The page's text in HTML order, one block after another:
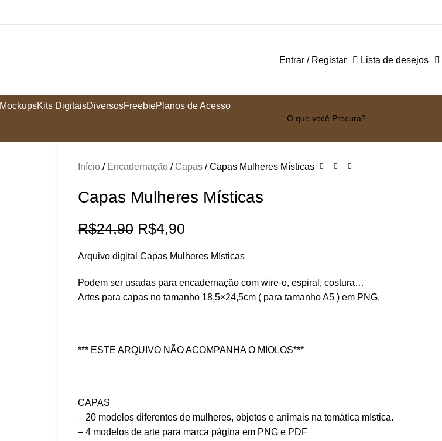
Entrar / Registar Lista de desejos
MockupsKits DigitaisDiversosFreebiePlanos de Acesso
Início Encadernação Capas Capas Mulheres Místicas
Capas Mulheres Místicas
R$24,90 R$4,90
Arquivo digital Capas Mulheres Místicas
Podem ser usadas para encadernação com wire-o, espiral, costura…
Artes para capas no tamanho 18,5×24,5cm ( para tamanho A5 ) em PNG.
*** ESTE ARQUIVO NÃO ACOMPANHA O MIOLOS***
CAPAS
– 20 modelos diferentes de mulheres, objetos e animais na temática mística.
– 4 modelos de arte para marca página em PNG e PDF